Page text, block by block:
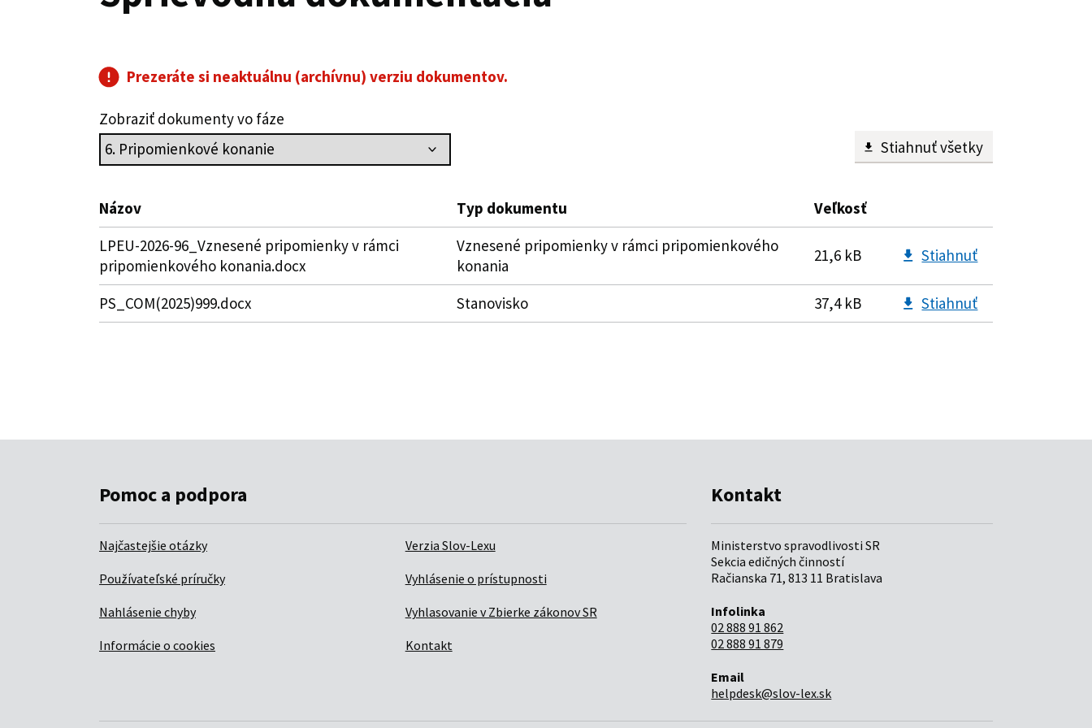
Pomoc a podpora
Najčastejšie otázky
Používateľské príručky
Nahlásenie chyby
Informácie o cookies
Verzia Slov-Lexu
Vyhlásenie o prístupnosti
Vyhlasovanie v Zbierke zákonov SR
Kontakt
Kontakt
Ministerstvo spravodlivosti SR
Sekcia edičných činností
Račianska 71, 813 11 Bratislava
Infolinka
02 888 91 862
02 888 91 879
Email
helpdesk@slov-lex.sk